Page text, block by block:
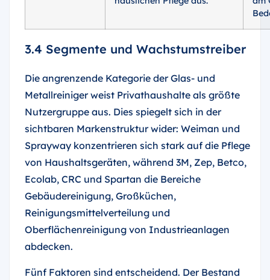
3.4 Segmente und Wachstumstreiber
Die angrenzende Kategorie der Glas- und
Metallreiniger weist Privathaushalte als größte
Nutzergruppe aus. Dies spiegelt sich in der
sichtbaren Markenstruktur wider: Weiman und
Sprayway konzentrieren sich stark auf die Pflege
von Haushaltsgeräten, während 3M, Zep, Betco,
Ecolab, CRC und Spartan die Bereiche
Gebäudereinigung, Großküchen,
Reinigungsmittelverteilung und
Oberflächenreinigung von Industrieanlagen
abdecken.
Fünf Faktoren sind entscheidend. Der Bestand